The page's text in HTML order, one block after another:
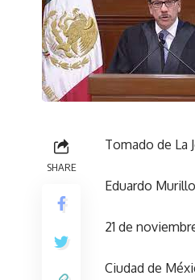
SHARE
Tomado de La
Eduardo Murillo
21 de
Ciudad de